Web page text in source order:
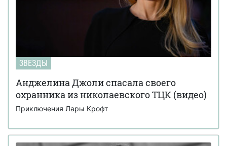
ЗВЕЗДЫ
Анджелина Джоли спасала своего
охранника из николаевского ТЦК (видео)
Приключения Лары Крофт